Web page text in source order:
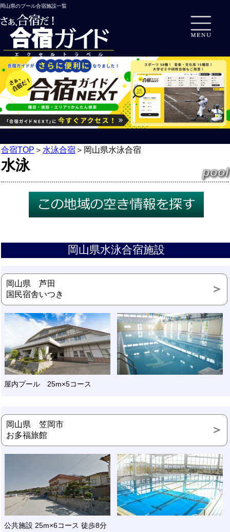
岡山県のプール合宿施設一覧
合宿TOP ＞ 水泳合宿 ＞ 岡山県水泳合宿
水泳 pool
岡山県水泳合宿施設
岡山県 芦田
国民宿舎いつき
屋内プール 25m×5コース
岡山県 笠岡市
お多福旅館
公共施設 25m×6コース 徒歩8分